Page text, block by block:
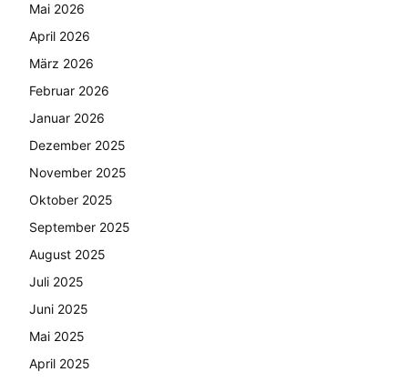
Mai 2026
April 2026
März 2026
Februar 2026
Januar 2026
Dezember 2025
November 2025
Oktober 2025
September 2025
August 2025
Juli 2025
Juni 2025
Mai 2025
April 2025